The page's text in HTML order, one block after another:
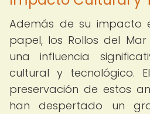
Además de su impacto
papel, los Rollos del
una influencia
cultural y tecnológico.
preservación de estos
han despertado un